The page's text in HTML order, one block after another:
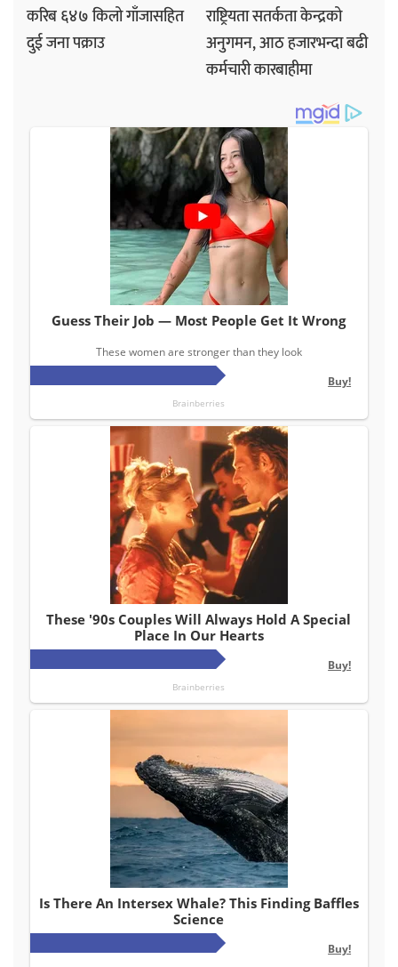
करिब ६४७ किलो गाँजासहित
दुई जना पक्राउ
राष्ट्रियता सतर्कता केन्द्रको
अनुगमन, आठ हजारभन्दा बढी
कर्मचारी कारबाहीमा